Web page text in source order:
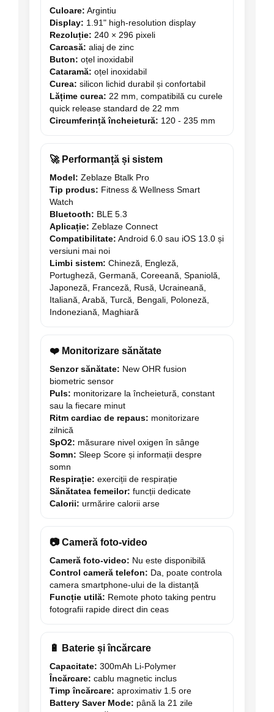
Culoare: Argintiu
Display: 1.91" high-resolution display
Rezoluție: 240 × 296 pixeli
Carcasă: aliaj de zinc
Buton: oțel inoxidabil
Cataramă: oțel inoxidabil
Curea: silicon lichid durabil și confortabil
Lățime curea: 22 mm, compatibilă cu curele
quick release standard de 22 mm
Circumferință încheietură: 120 - 235 mm
🚀 Performanță și sistem
Model: Zeblaze Btalk Pro
Tip produs: Fitness & Wellness Smart
Watch
Bluetooth: BLE 5.3
Aplicație: Zeblaze Connect
Compatibilitate: Android 6.0 sau iOS 13.0 și
versiuni mai noi
Limbi sistem: Chineză, Engleză,
Portugheză, Germană, Coreeană, Spaniolă,
Japoneză, Franceză, Rusă, Ucraineană,
Italiană, Arabă, Turcă, Bengali, Poloneză,
Indoneziană, Maghiară
❤️ Monitorizare sănătate
Senzor sănătate: New OHR fusion
biometric sensor
Puls: monitorizare la încheietură, constant
sau la fiecare minut
Ritm cardiac de repaus: monitorizare
zilnică
SpO2: măsurare nivel oxigen în sânge
Somn: Sleep Score și informații despre
somn
Respirație: exerciții de respirație
Sănătatea femeilor: funcții dedicate
Calorii: urmărire calorii arse
📷 Cameră foto-video
Cameră foto-video: Nu este disponibilă
Control cameră telefon: Da, poate controla
camera smartphone-ului de la distanță
Funcție utilă: Remote photo taking pentru
fotografii rapide direct din ceas
🔋 Baterie și încărcare
Capacitate: 300mAh Li-Polymer
Încărcare: cablu magnetic inclus
Timp încărcare: aproximativ 1.5 ore
Battery Saver Mode: până la 21 zile